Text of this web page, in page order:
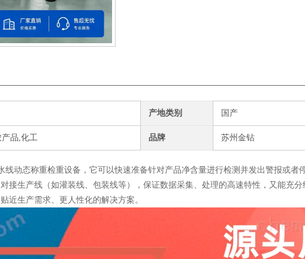
产地类别 国产
品,化工 品牌 苏州金钻
线动态称重检重设备，它可以快速准备针对产品净含量进行检测并发出警报或者
接生产线（如灌装线、包装线等），保证数据采集、处理的高速特性，又能充分
近生产需求、更人性化的解决方案。